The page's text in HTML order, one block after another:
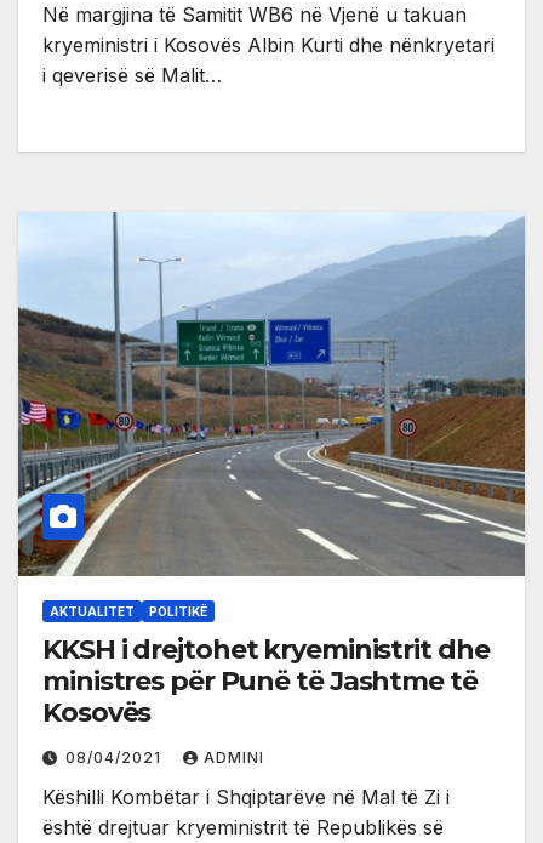
Në margjina të Samitit WB6 në Vjenë u takuan
kryeministri i Kosovës Albin Kurti dhe nënkryetari
i qeverisë së Malit…
AKTUALITET POLITIKË
KKSH i drejtohet kryeministrit dhe
ministres për Punë të Jashtme të
Kosovës
08/04/2021 ADMINI
Këshilli Kombëtar i Shqiptarëve në Mal të Zi i
është drejtuar kryeministrit të Republikës së